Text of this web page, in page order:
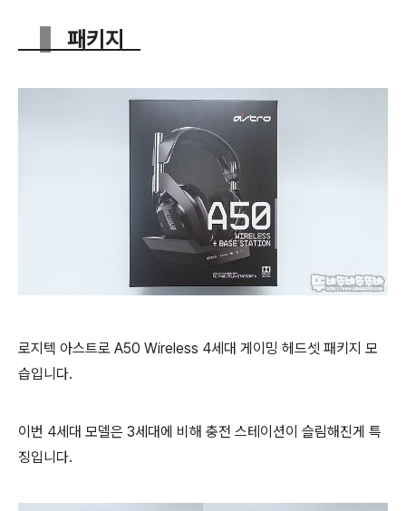
패키지
로지텍 아스트로 A50 Wireless 4세대 게이밍 헤드셋 패키지 모
습입니다.
이번 4세대 모델은 3세대에 비해 충전 스테이션이 슬림해진게 특
징입니다.